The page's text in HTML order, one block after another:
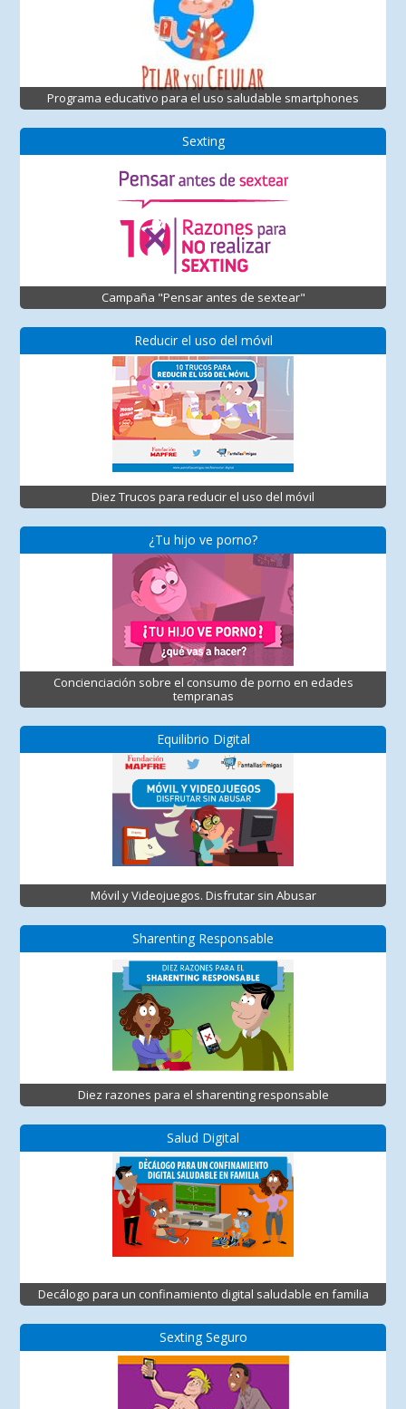
Programa educativo para el uso saludable smartphones
Sexting
Campaña "Pensar antes de sextear"
Reducir el uso del móvil
Diez Trucos para reducir el uso del móvil
¿Tu hijo ve porno?
Concienciación sobre el consumo de porno en edades
tempranas
Equilibrio Digital
Móvil y Videojuegos. Disfrutar sin Abusar
Sharenting Responsable
Diez razones para el sharenting responsable
Salud Digital
Decálogo para un confinamiento digital saludable en familia
Sexting Seguro